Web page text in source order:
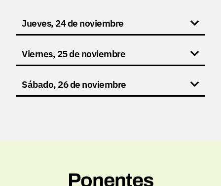
Jueves, 24 de noviembre
Viernes, 25 de noviembre
Sábado, 26 de noviembre
Ponentes